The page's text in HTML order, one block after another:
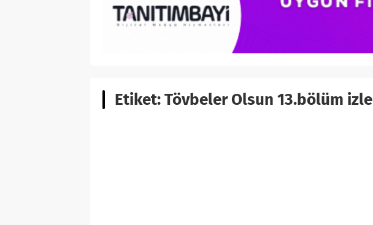
Etiket:Tövbeler Olsun 13.bölüm izle